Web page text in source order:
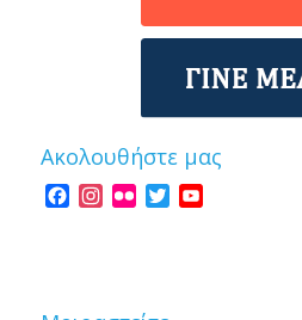
Ακολουθήστε μας
Facebook
Instagram
Flickr Twitter